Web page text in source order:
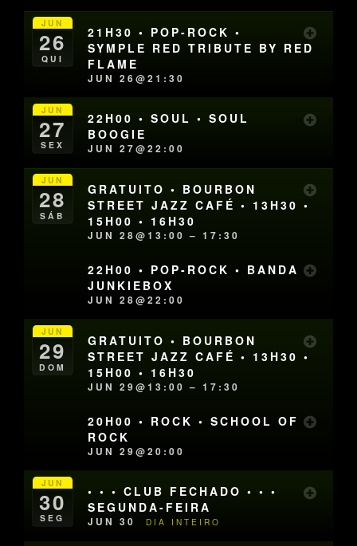
JUN
26
QUI
21H30 • POP-ROCK •
SYMPLE RED TRIBUTE BY RED
FLAME
JUN 26@21:30
JUN
27
SEX
22H00 • SOUL • SOUL
BOOGIE
JUN 27@22:00
JUN
28
SÁB
GRATUITO • BOURBON
STREET JAZZ CAFÉ • 13H30 •
15H00 • 16H30
JUN 28@13:00 – 17:30
22H00 • POP-ROCK • BANDA
JUNKIEBOX
JUN 28@22:00
JUN
29
DOM
GRATUITO • BOURBON
STREET JAZZ CAFÉ • 13H30 •
15H00 • 16H30
JUN 29@13:00 – 17:30
20H00 • ROCK • SCHOOL OF
ROCK
JUN 29@20:00
JUN
30
SEG
• • • CLUB FECHADO • • •
SEGUNDA-FEIRA
JUN 30 DIA INTEIRO